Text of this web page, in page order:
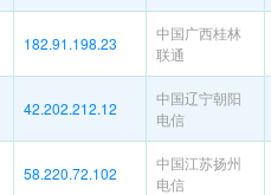
182.91.198.23
中国广西桂林
联通
42.202.212.12
中国辽宁朝阳
电信
58.220.72.102
中国江苏扬州
电信